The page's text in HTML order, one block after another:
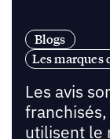
Blogs
Les marques
Les avis
utilisent le